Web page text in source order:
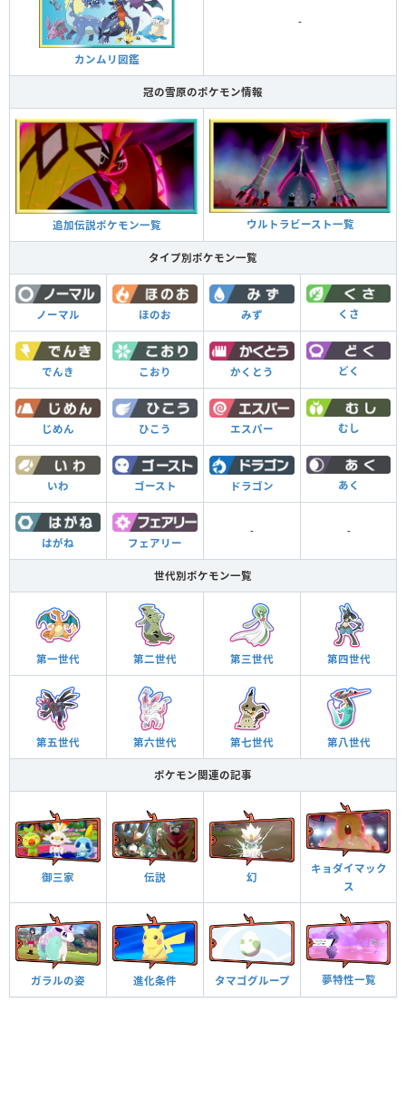
カンムリ図鑑
-
冠の雪原のポケモン情報
追加伝説ポケモン一覧 ウルトラビースト一覧
タイプ別ポケモン一覧
ノーマル ほのお みず くさ
でんき こおり かくとう どく
じめん ひこう エスパー むし
いわ ゴースト ドラゴン あく
はがね フェアリー
- -
世代別ポケモン一覧
第一世代 第二世代 第三世代 第四世代
第五世代 第六世代 第七世代 第八世代
ポケモン関連の記事
御三家 伝説 幻
キョダイマック
ス
ガラルの姿 進化条件 タマゴグループ 夢特性一覧